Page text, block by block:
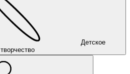
Детское
творчество